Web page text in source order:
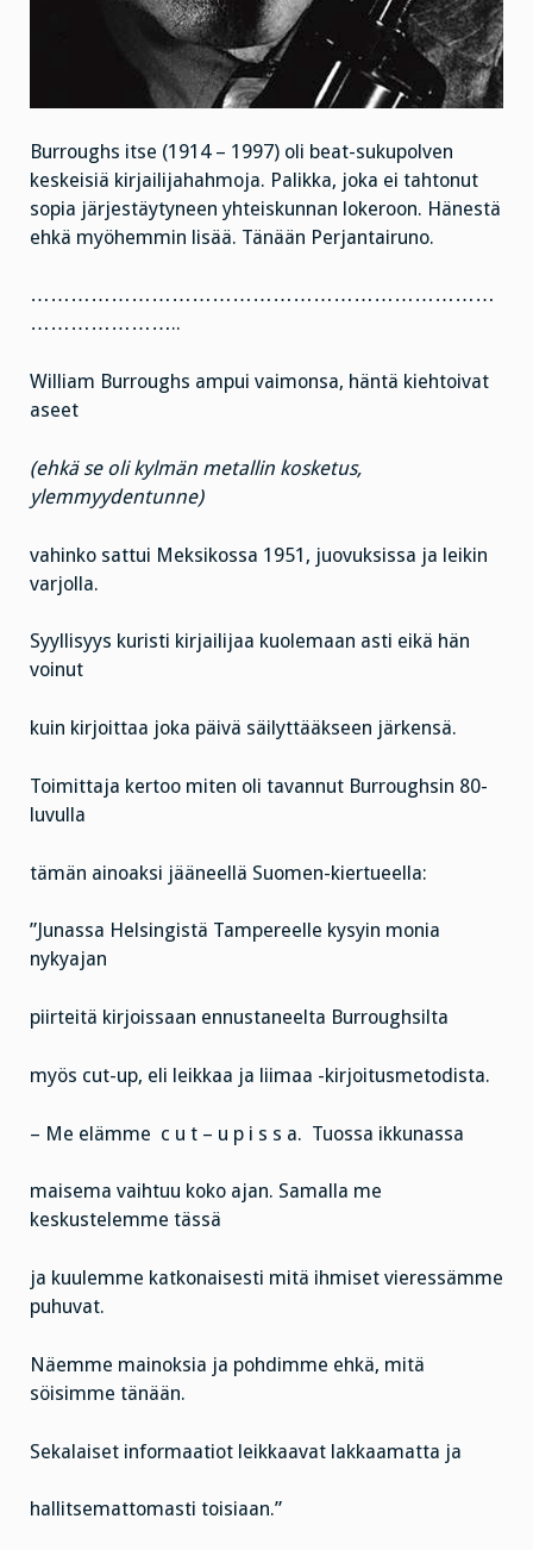
Burroughs itse (1914 – 1997) oli beat-sukupolven
keskeisiä kirjailijahahmoja. Palikka, joka ei tahtonut
sopia järjestäytyneen yhteiskunnan lokeroon. Hänestä
ehkä myöhemmin lisää. Tänään Perjantairuno.
……………………………………………………………
…………………..
William Burroughs ampui vaimonsa, häntä kiehtoivat
aseet
(ehkä se oli kylmän metallin kosketus,
ylemmyydentunne)
vahinko sattui Meksikossa 1951, juovuksissa ja leikin
varjolla.
Syyllisyys kuristi kirjailijaa kuolemaan asti eikä hän
voinut
kuin kirjoittaa joka päivä säilyttääkseen järkensä.
Toimittaja kertoo miten oli tavannut Burroughsin 80-
luvulla
tämän ainoaksi jääneellä Suomen-kiertueella:
”Junassa Helsingistä Tampereelle kysyin monia
nykyajan
piirteitä kirjoissaan ennustaneelta Burroughsilta
myös cut-up, eli leikkaa ja liimaa -kirjoitusmetodista.
– Me elämme c u t – u p i s s a. Tuossa ikkunassa
maisema vaihtuu koko ajan. Samalla me
keskustelemme tässä
ja kuulemme katkonaisesti mitä ihmiset vieressämme
puhuvat.
Näemme mainoksia ja pohdimme ehkä, mitä
söisimme tänään.
Sekalaiset informaatiot leikkaavat lakkaamatta ja
hallitsemattomasti toisiaan.”